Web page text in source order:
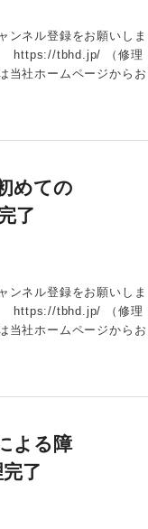
ンネル登録をお願いしま
https://tbhd.jp/ （修理
社ホームページからお
めての
了
ンネル登録をお願いしま
https://tbhd.jp/ （修理
社ホームページからお
よる障
了